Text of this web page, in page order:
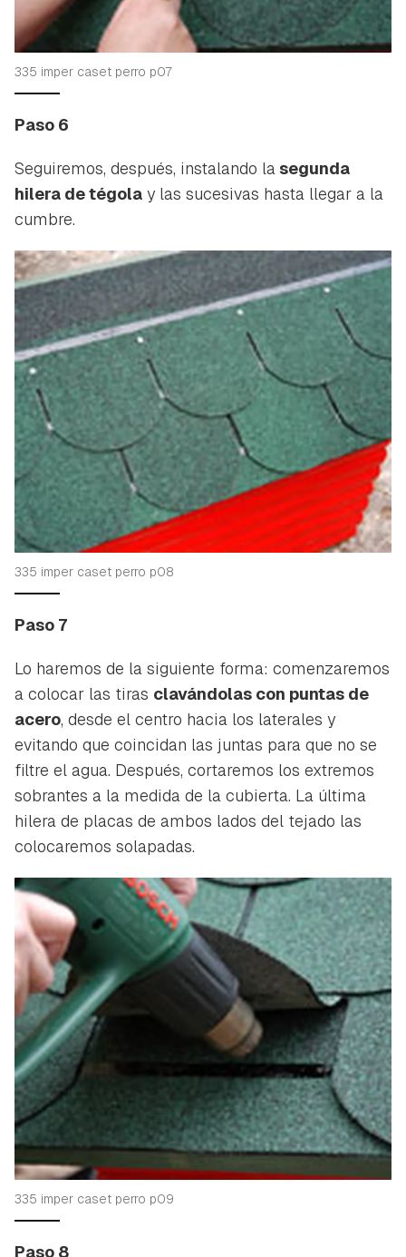
335 imper caset perro p07
Paso 6
Seguiremos, después, instalando la segunda
hilera de tégola y las sucesivas hasta llegar a la
cumbre.
335 imper caset perro p08
Paso 7
Lo haremos de la siguiente forma: comenzaremos
a colocar las tiras clavándolas con puntas de
acero, desde el centro hacia los laterales y
evitando que coincidan las juntas para que no se
filtre el agua. Después, cortaremos los extremos
sobrantes a la medida de la cubierta. La última
hilera de placas de ambos lados del tejado las
colocaremos solapadas.
335 imper caset perro p09
Paso 8